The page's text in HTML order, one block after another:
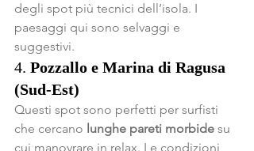
degli spot più tecnici dell’isola. I
paesaggi qui sono selvaggi e
suggestivi.
4. Pozzallo e Marina di Ragusa
(Sud-Est)
Questi spot sono perfetti per surfisti
che cercano lunghe pareti morbide su
cui manovrare in relax. Le condizioni